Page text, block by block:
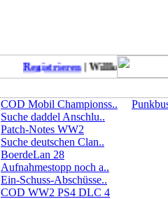
Registrieren| Willkommen auf
COD Mobil Championss..
Suche daddel Anschlu..
Patch-Notes WW2
Suche deutschen Clan..
BoerdeLan 28
Aufnahmestopp noch a..
Ein-Schuss-Abschüsse..
COD WW2 PS4 DLC 4